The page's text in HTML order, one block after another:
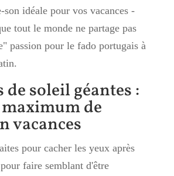
son idéale pour vos vacances -
tout le monde ne partage pas
passion pour le fado portugais à
de soleil géantes :
de
vacances
pour cacher les yeux après
faire semblant d'être